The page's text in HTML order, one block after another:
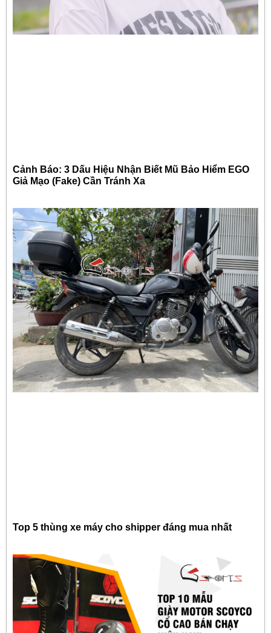
Cảnh Báo: 3 Dấu Hiệu Nhận Biết Mũ Bảo Hiểm EGO
Giả Mạo (Fake) Cần Tránh Xa
Top 5 thùng xe máy cho shipper đáng mua nhất